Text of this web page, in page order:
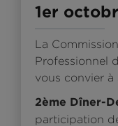
1er
La
Professionnel
vous convier à
2ème Dîner-
participation